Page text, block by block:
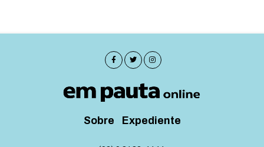
Sobre Expediente